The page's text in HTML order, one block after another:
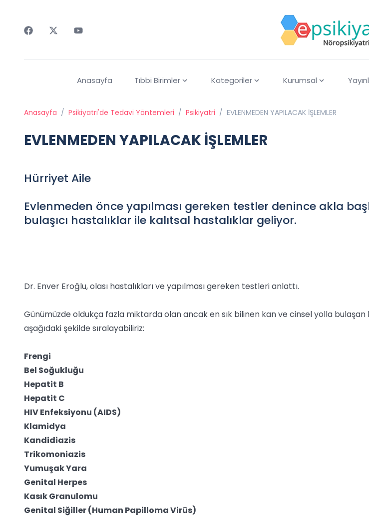
Anasayfa Tıbbi Birimler Kategoriler Kurumsal
Anasayfa / Psikiyatri'de Tedavi Yöntemleri / Psikiyatri / EVLENMEDEN YAPILACAK İŞLEMLER
EVLENMEDEN YAPILACAK İŞLEMLER
Hürriyet Aile
Evlenmeden önce yapılması gereken testler denince akla
bulaşıcı hastalıklar ile kalıtsal hastalıklar geliyor.
Dr. Enver Eroğlu, olası hastalıkları ve yapılması gereken testleri anlattı.
Günümüzde oldukça fazla miktarda olan ancak en sık bilinen kan ve cinsel yolla bulaşan
aşağıdaki şekilde sıralayabiliriz:
Frengi
Bel Soğukluğu
Hepatit B
Hepatit C
HIV Enfeksiyonu (AIDS)
Klamidya
Kandidiazis
Trikomoniazis
Yumuşak Yara
Genital Herpes
Kasık Granulomu
Genital Siğiller (Human Papilloma Virüs)